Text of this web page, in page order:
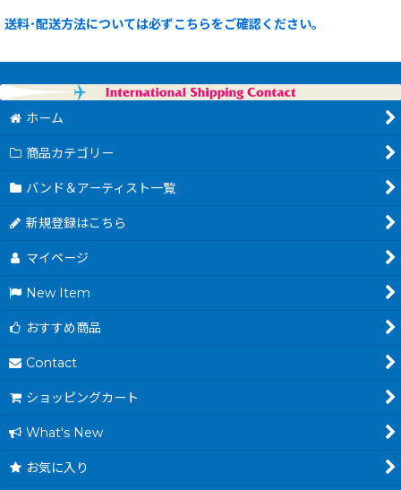
送料･配送方法については必ずこちらをご確認ください。
ホーム
商品カテゴリー
バンド＆アーティスト一覧
新規登録はこちら
マイページ
New Item
おすすめ商品
Contact
ショッピングカート
What's New
お気に入り